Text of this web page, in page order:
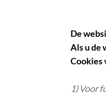
De
Als u de
Cookies
1) Voor